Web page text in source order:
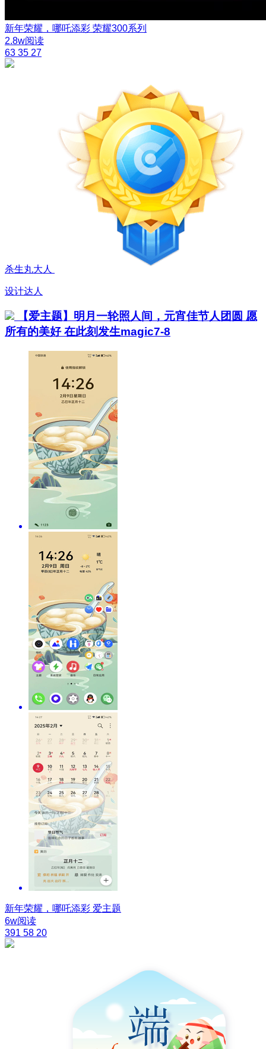
新年荣耀，哪吒添彩 荣耀300系列
2.8w阅读
63 35 27
杀生丸大人
设计达人
【爱主题】明月一轮照人间，元宵佳节人团圆 愿
所有的美好 在此刻发生magic7-8
新年荣耀，哪吒添彩 爱主题
6w阅读
391 58 20